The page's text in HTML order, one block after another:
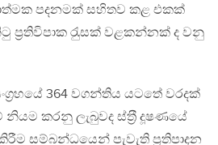
පදනමක් සහිතව කළ එකක්
ප‍්‍රතිවිපාක රැුසක් වළකන්නක් ද වනු
364 වගන්තිය යටතේ වරදක්
නියම කරනු ලැබුවද ස්ත‍්‍රී දූෂණයේ
සම්බන්ධයෙන් පැවැති ප‍්‍රතිපාදන